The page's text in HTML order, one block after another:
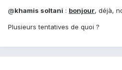
@khamis soltani : bonjour, déjà,
Plusieurs tentatives de quoi ?